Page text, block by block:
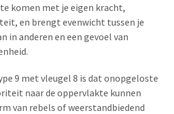
komen met je eigen kracht,
en brengt evenwicht tussen je
in anderen en een gevoel van
9 met vleugel 8 is dat onopgeloste
naar de oppervlakte kunnen
van rebels of weerstandbiedend